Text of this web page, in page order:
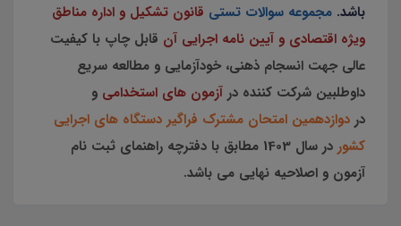
باشد. مجموعه سوالات تستی قانون تشکیل و اداره مناطق
ویژه اقتصادی و آیین نامه اجرایی آن قابل چاپ با کیفیت
عالی جهت انسجام ذهنی، خودآزمایی و مطالعه سریع
داوطلبین شرکت کننده در آزمون های استخدامی و
در دوازدهمین امتحان مشترک فراگیر دستگاه های اجرایی
کشور
در سال 1403 مطابق با دفترچه راهنمای ثبت نام
آزمون و اصلاحیه نهایی می باشد.